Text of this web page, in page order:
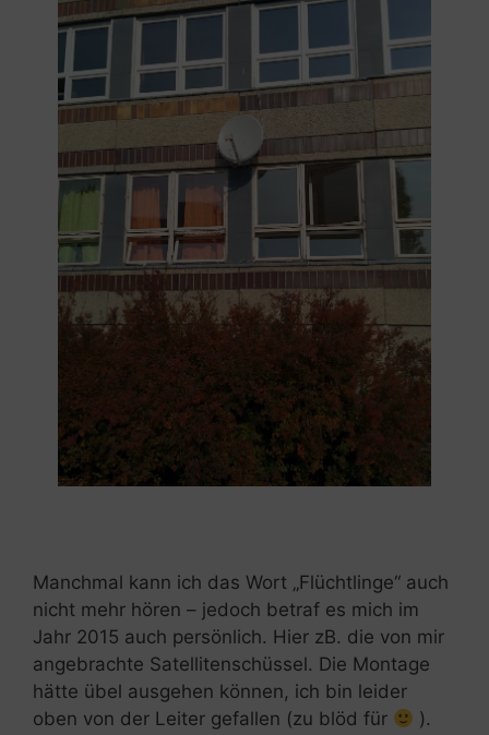
Manchmal kann ich das Wort „Flüchtlinge“ auch
nicht mehr hören – jedoch betraf es mich im
Jahr 2015 auch persönlich. Hier zB. die von mir
angebrachte Satellitenschüssel. Die Montage
hätte übel ausgehen können, ich bin leider
oben von der Leiter gefallen (zu blöd für
).